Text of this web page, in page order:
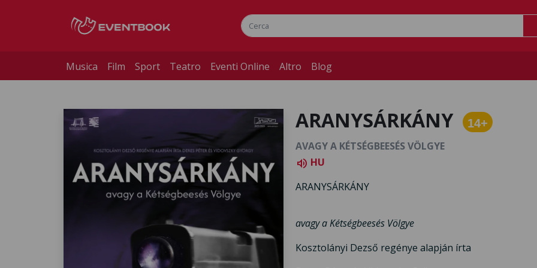
Musica Film Sport Teatro Eventi Online Altro Blog
ARANYSÁRKÁNY
14+
AVAGY A KÉTSÉGBEESÉS VÖLGYE
volume_up HU
ARANYSÁRKÁNY
avagy a Kétségbeesés Völgye
Kosztolányi Dezső regénye alapján írta